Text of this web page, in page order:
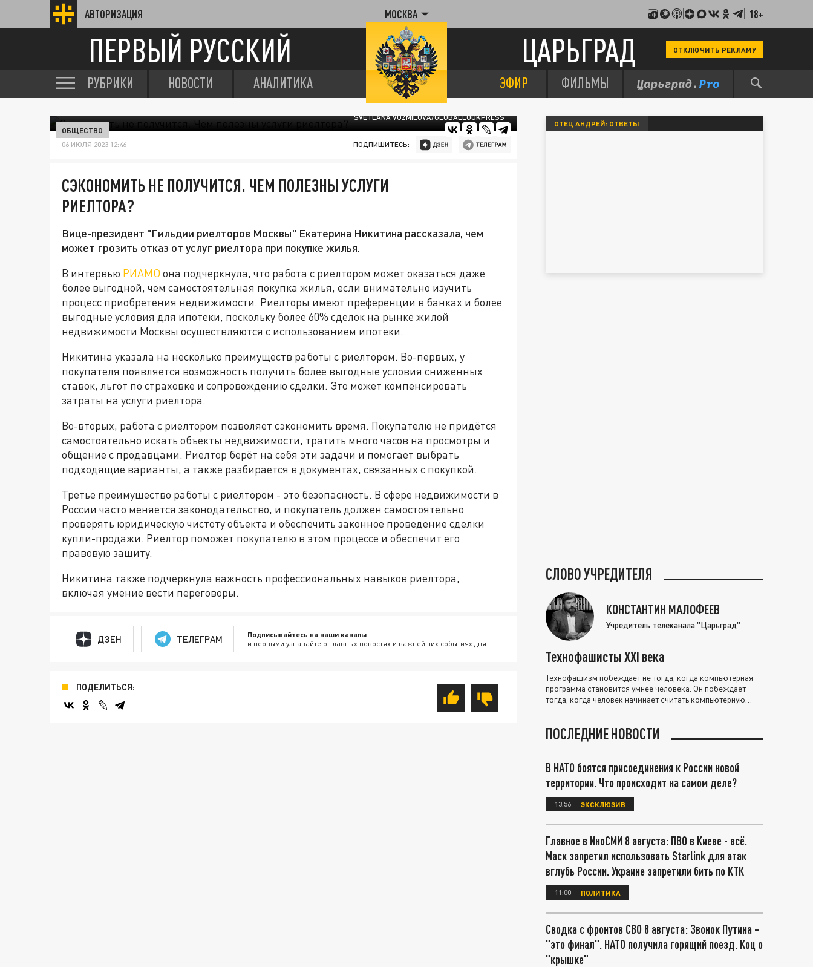
АВТОРИЗАЦИЯ МОСКВА 18+
ПЕРВЫЙ РУССКИЙ ЦАРЬГРАД ОТКЛЮЧИТЬ РЕКЛАМУ
РУБРИКИ НОВОСТИ АНАЛИТИКА ЭФИР ФИЛЬМЫ
SVETLANA VOZMILOVA/GLOBALLOOKPRESS
ОБЩЕСТВО
06 ИЮЛЯ 2023 12:46 ПОДПИШИТЕСЬ:
СЭКОНОМИТЬ НЕ ПОЛУЧИТСЯ. ЧЕМ ПОЛЕЗНЫ УСЛУГИ
РИЕЛТОРА?
Вице-президент "Гильдии риелторов Москвы" Екатерина Никитина рассказала, чем
может грозить отказ от услуг риелтора при покупке жилья.
В интервью РИАМО она подчеркнула, что работа с риелтором может оказаться даже
более выгодной, чем самостоятельная покупка жилья, если внимательно изучить
процесс приобретения недвижимости. Риелторы имеют преференции в банках и более
выгодные условия для ипотеки, поскольку более 60% сделок на рынке жилой
недвижимости Москвы осуществляются с использованием ипотеки.
Никитина указала на несколько преимуществ работы с риелтором. Во-первых, у
покупателя появляется возможность получить более выгодные условия сниженных
ставок, льгот по страховке и сопровождению сделки. Это может компенсировать
затраты на услуги риелтора.
Во-вторых, работа с риелтором позволяет сэкономить время. Покупателю не придётся
самостоятельно искать объекты недвижимости, тратить много часов на просмотры и
общение с продавцами. Риелтор берёт на себя эти задачи и помогает выбрать
подходящие варианты, а также разбирается в документах, связанных с покупкой.
Третье преимущество работы с риелтором - это безопасность. В сфере недвижимости в
России часто меняется законодательство, и покупатель должен самостоятельно
проверять юридическую чистоту объекта и обеспечить законное проведение сделки
купли-продажи. Риелтор поможет покупателю в этом процессе и обеспечит его
правовую защиту.
Никитина также подчеркнула важность профессиональных навыков риелтора,
включая умение вести переговоры.
ДЗЕН ТЕЛЕГРАМ Подписывайтесь на наши каналы
и первыми узнавайте о главных новостях и важнейших событиях дня.
ПОДЕЛИТЬСЯ:
ОТЕЦ АНДРЕЙ: ОТВЕТЫ
СЛОВО УЧРЕДИТЕЛЯ
КОНСТАНТИН МАЛОФЕЕВ
Учредитель телеканала "Царьград"
Технофашисты XXI века
Технофашизм побеждает не тогда, когда компьютерная
программа становится умнее человека. Он побеждает
тогда, когда человек начинает считать компьютерную
ПОСЛЕДНИЕ НОВОСТИ
В НАТО боятся присоединения к России новой
территории. Что происходит на самом деле?
13:56 ЭКСКЛЮЗИВ
Главное в ИноСМИ 8 августа: ПВО в Киеве - всё.
Маск запретил использовать Starlink для атак
вглубь России. Украине запретили бить по КТК
11:00 ПОЛИТИКА
Сводка с фронтов СВО 8 августа: Звонок Путина –
"это финал". НАТО получила горящий поезд. Коц о
"крышке"